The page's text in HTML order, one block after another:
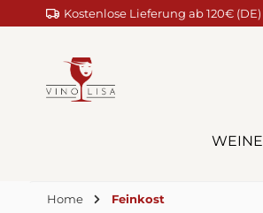
Hauptinhalt springen
Zur Suche springen
Zur Hauptnavigation springen
Kostenlose Lieferung ab 120€ (DE)
WEINE
Home Feinkost